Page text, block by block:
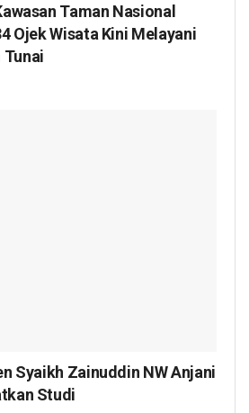
Taman Nasional
Ojek Wisata Kini Melayani
Tunai
Syaikh Zainuddin NW Anjani
Studi